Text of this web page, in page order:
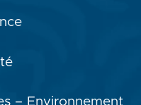
– Environnement